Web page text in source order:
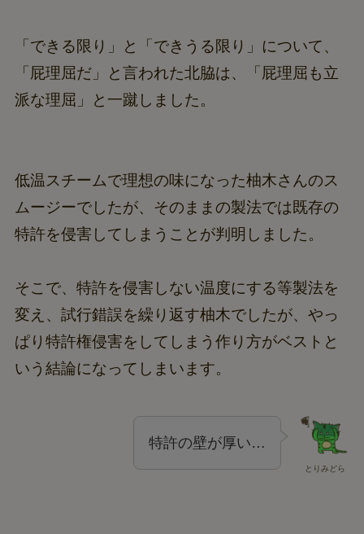
「できる限り」と「できうる限り」について、
「屁理屈だ」と言われた北脇は、「屁理屈も立
派な理屈」と一蹴しました。
低温スチームで理想の味になった柚木さんのス
ムージーでしたが、そのままの製法では既存の
特許を侵害してしまうことが判明しました。
そこで、特許を侵害しない温度にする等製法を
変え、試行錯誤を繰り返す柚木でしたが、やっ
ぱり特許権侵害をしてしまう作り方がベストと
いう結論になってしまいます。
とりみどら
特許の壁が厚い…